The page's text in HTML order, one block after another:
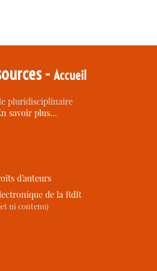
-Accueil
pluridisciplinaire
savoir plus…
d’auteurs
de la RdR
ni contenu)